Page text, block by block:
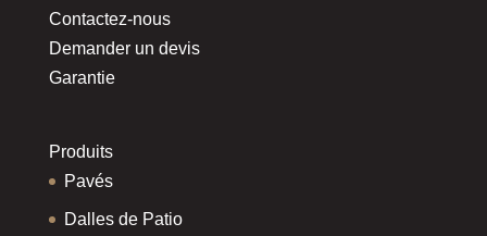
Contactez-nous
Demander un devis
Garantie
Produits
Pavés
Dalles de Patio